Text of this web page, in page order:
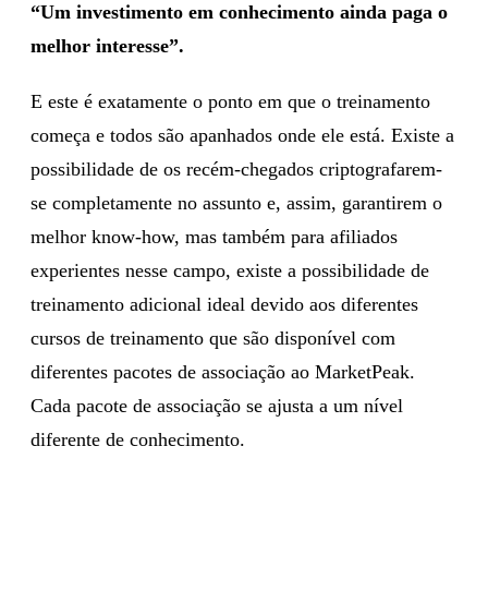
“Um investimento em conhecimento ainda paga o
melhor interesse”.
E este é exatamente o ponto em que o treinamento
começa e todos são apanhados onde ele está. Existe a
possibilidade de os recém-chegados criptografarem-
se completamente no assunto e, assim, garantirem o
melhor know-how, mas também para afiliados
experientes nesse campo, existe a possibilidade de
treinamento adicional ideal devido aos diferentes
cursos de treinamento que são disponível com
diferentes pacotes de associação ao MarketPeak.
Cada pacote de associação se ajusta a um nível
diferente de conhecimento.